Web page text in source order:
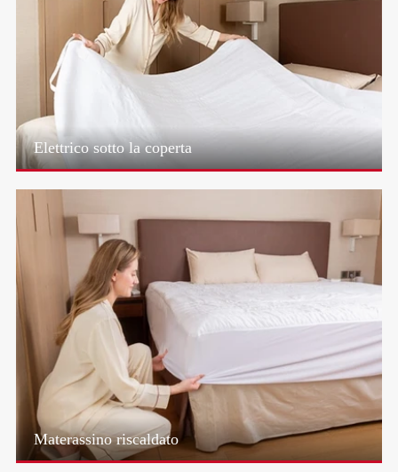
Elettrico sotto la coperta
Materassino riscaldato